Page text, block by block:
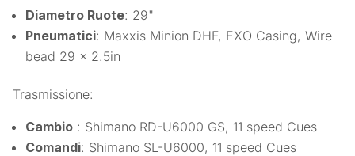
Diametro Ruote: 29"
Pneumatici: Maxxis Minion DHF, EXO Casing, Wire
bead 29 x 2.5in
Trasmissione:
Cambio : Shimano RD-U6000 GS, 11 speed Cues
Comandi: Shimano SL-U6000, 11 speed Cues